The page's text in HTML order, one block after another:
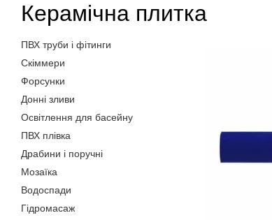
Керамічна плитка
ПВХ труби і фітинги
Скіммери
Форсунки
Донні зливи
Освітлення для басейну
ПВХ плівка
Драбини і поручні
Мозаїка
Водоспади
Гідромасаж